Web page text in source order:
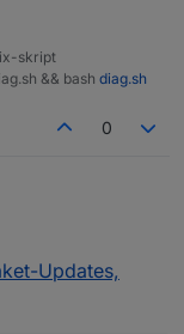
skript
&& bash diag.sh
0
gab es so
wenn was
man sich
ebenfalls. Nur
beim öffnen vom
jetzt nicht!
Updates,